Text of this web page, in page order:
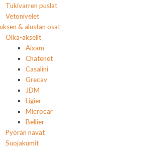
Tukivarren puslat
Vetonivelet
& alustan osat
Olka-akselit
Aixam
Chatenet
Casalini
Grecav
JDM
Ligier
Microcar
Bellier
Pyörän navat
Suojakumit